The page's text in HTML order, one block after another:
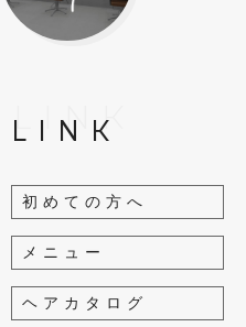
LINK
LINK
初めての方へ
メニュー
ヘアカタログ